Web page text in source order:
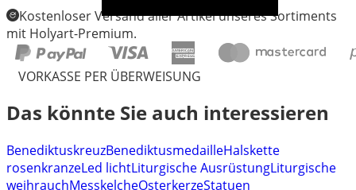
Kostenloser Versand aller Artikel unseres Sortiments
mit Holyart-Premium.
VORKASSE PER ÜBERWEISUNG
Das könnte Sie auch interessieren
BenediktuskreuzBenediktusmedailleHalskette
rosenkranzeLed lichtLiturgische AusrüstungLiturgische
weihrauchMesskelcheOsterkerzeStatuen